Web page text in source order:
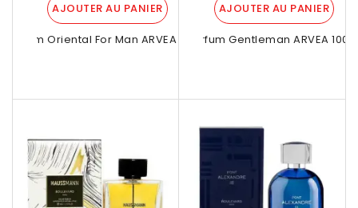
Parfum Oriental For Man ARVEA 100ml
AJOUTER AU PANIER
Parfum Gentleman ARVEA
AJOUTER AU PANIER